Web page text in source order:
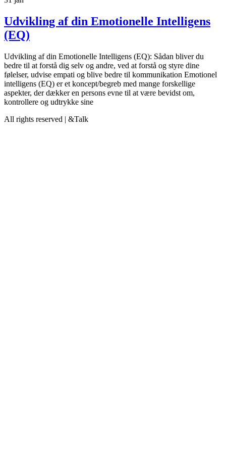
Udvikling af din Emotionelle Intelligens
(EQ)
Udvikling af din Emotionelle Intelligens (EQ): Sådan bliver du
bedre til at forstå dig selv og andre, ved at forstå og styre dine
følelser, udvise empati og blive bedre til kommunikation Emotionel
intelligens (EQ) er et koncept/begreb med mange forskellige
aspekter, der dækker en persons evne til at være bevidst om,
kontrollere og udtrykke sine
All rights reserved | &Talk